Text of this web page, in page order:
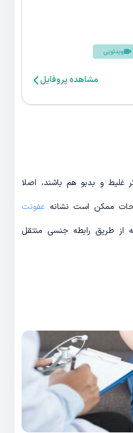
ویدئویی
مشاهده پروفایل
و بدبو هم باشند، اصلا
ممکن است نشانه عفونت
از طریق رابطه جنسی منتقل